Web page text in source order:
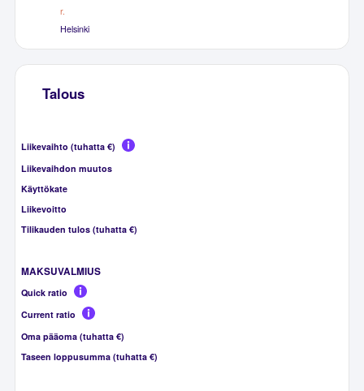
r.
Helsinki
Talous
Liikevaihto (tuhatta €)
Liikevaihdon muutos
Käyttökate
Liikevoitto
Tilikauden tulos (tuhatta €)
MAKSUVALMIUS
Quick ratio
Current ratio
Oma pääoma (tuhatta €)
Taseen loppusumma (tuhatta €)